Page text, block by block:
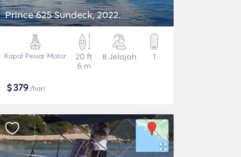
Prince 625 Sundeck, 2022.
Kapal Pesiar Motor
20 ft
6 m
8 Jelajah 1
$379/hari